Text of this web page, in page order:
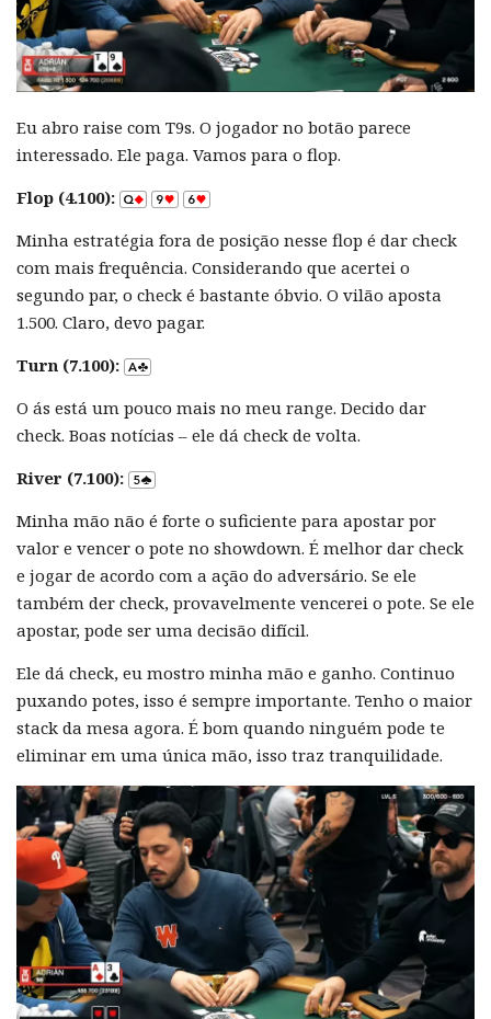
Eu abro raise com T9s. O jogador no botão parece
interessado. Ele paga. Vamos para o flop.
Flop (4.100):
Minha estratégia fora de posição nesse flop é dar check
com mais frequência. Considerando que acertei o
segundo par, o check é bastante óbvio. O vilão aposta
1.500. Claro, devo pagar.
Turn (7.100):
O ás está um pouco mais no meu range. Decido dar
check. Boas notícias – ele dá check de volta.
River (7.100):
Minha mão não é forte o suficiente para apostar por
valor e vencer o pote no showdown. É melhor dar check
e jogar de acordo com a ação do adversário. Se ele
também der check, provavelmente vencerei o pote. Se ele
apostar, pode ser uma decisão difícil.
Ele dá check, eu mostro minha mão e ganho. Continuo
puxando potes, isso é sempre importante. Tenho o maior
stack da mesa agora. É bom quando ninguém pode te
eliminar em uma única mão, isso traz tranquilidade.